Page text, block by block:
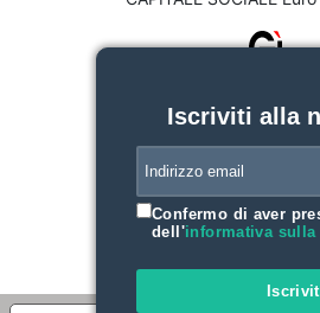
Iscriviti alla
Confermo di aver
dell'informativa sulla